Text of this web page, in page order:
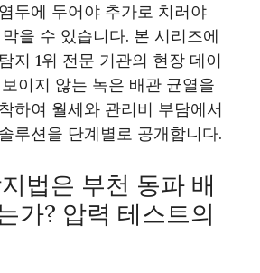
두에 두어야 추가로 치러야
을 수 있습니다. 본 시리즈에
지 1위 전문 기관의 현장 데이
이지 않는 녹은 배관 균열을
하여 월세와 관리비 부담에서
루션을 단계별로 공개합니다.
법은 부천 동파 배
가? 압력 테스트의